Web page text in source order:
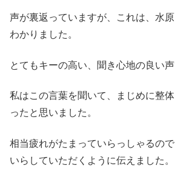
声が裏返っていますが、これは、水
わかりました。
とてもキーの高い、聞き心地の良い声
私はこの言葉を聞いて、まじめに整
ったと思いました。
相当疲れがたまっていらっしゃるの
いらしていただくように伝えました。